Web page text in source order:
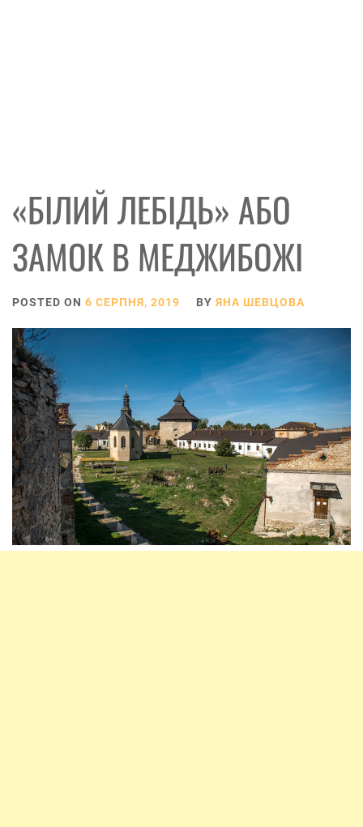
«БІЛИЙ ЛЕБІДЬ» АБО
ЗАМОК В МЕДЖИБОЖІ
POSTED ON 6 СЕРПНЯ, 2019 BY ЯНА ШЕВЦОВА